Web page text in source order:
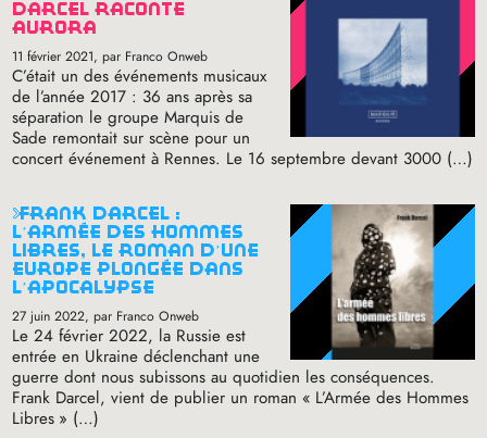
darcel raconte
aurora
11 février 2021, par Franco Onweb
C’était un des événements musicaux
de l’année 2017 : 36 ans après sa
séparation le groupe Marquis de
Sade remontait sur scène pour un
concert événement à Rennes. Le 16 septembre devant 3000 (…)
frank darcel :
l’armée des hommes
libres, le roman d’une
europe plongée dans
l’apocalypse
27 juin 2022, par Franco Onweb
Le 24 février 2022, la Russie est
entrée en Ukraine déclenchant une
guerre dont nous subissons au quotidien les conséquences.
Frank Darcel, vient de publier un roman « L’Armée des Hommes
Libres » (…)